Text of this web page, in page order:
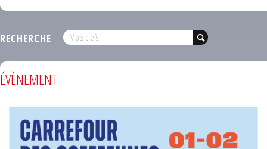
RECHERCHE
ÉVÈNEMENT